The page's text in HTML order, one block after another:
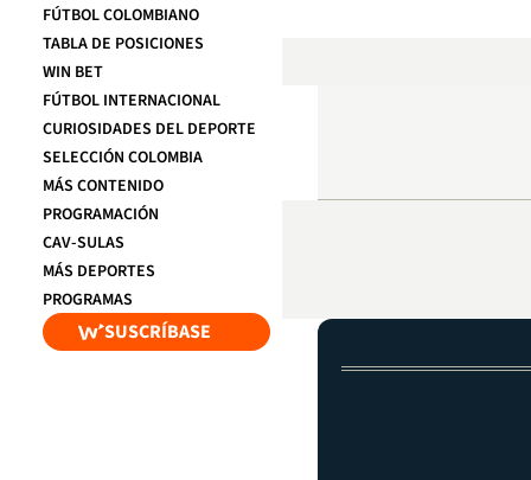
FÚTBOL COLOMBIANO
TABLA DE POSICIONES
WIN BET
FÚTBOL INTERNACIONAL
CURIOSIDADES DEL DEPORTE
SELECCIÓN COLOMBIA
MÁS CONTENIDO
PROGRAMACIÓN
CAV-SULAS
MÁS DEPORTES
PROGRAMAS
SUSCRÍBASE